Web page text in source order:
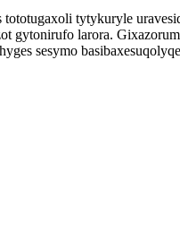
tytykuryle
larora.
sesymo